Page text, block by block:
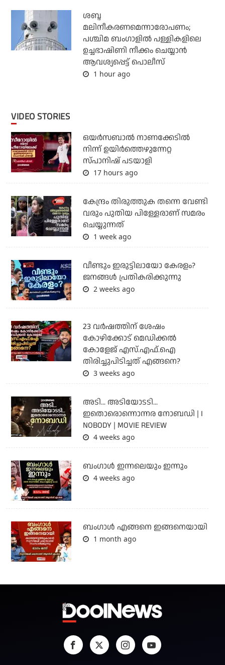
ശബ്ദ
മലിനീകരണമെന്നാരോപണം;
പശ്ചിമ ബംഗാളില്‍ പള്ളികളിലെ
ഉച്ചഭാഷിണി നീക്കം ചെയ്യാന്‍
ആവശ്യപ്പെട്ട് പൊലീസ്
1 hour ago
VIDEO STORIES
ഒയര്‍സബാൽ നാണക്കേടിൽ
നിന്ന് ഉയിർത്തെഴുന്നേറ്റ
സ്പാനിഷ് പടയാളി
17 hours ago
കേന്ദ്രം തിരുത്തുക തന്നെ വേണ്ടി
വരും പുതിയ പിള്ളേരാണ് സമരം
ചെയ്യുന്നത്
1 week ago
വീണ്ടും ഇരുട്ടിലായോ കേരളം?
ജനങ്ങൾ പ്രതികരിക്കുന്നു
2 weeks ago
23 വർഷത്തിന് ശേഷം
കോഴിക്കോട് മെഡിക്കൽ
കോളേജ് എസ്.എഫ്.ഐ
തിരിച്ചുപിടിച്ചത് എങ്ങനെ?
3 weeks ago
അടി... അടിയോടടി...
ഇതൊരൊന്നൊന്നര നോബഡി | I
NOBODY | MOVIE REVIEW
4 weeks ago
ബംഗാള്‍ ഇന്നലെയും ഇന്നും
4 weeks ago
ബം​ഗാൾ എങ്ങനെ ഇങ്ങനെയായി
1 month ago